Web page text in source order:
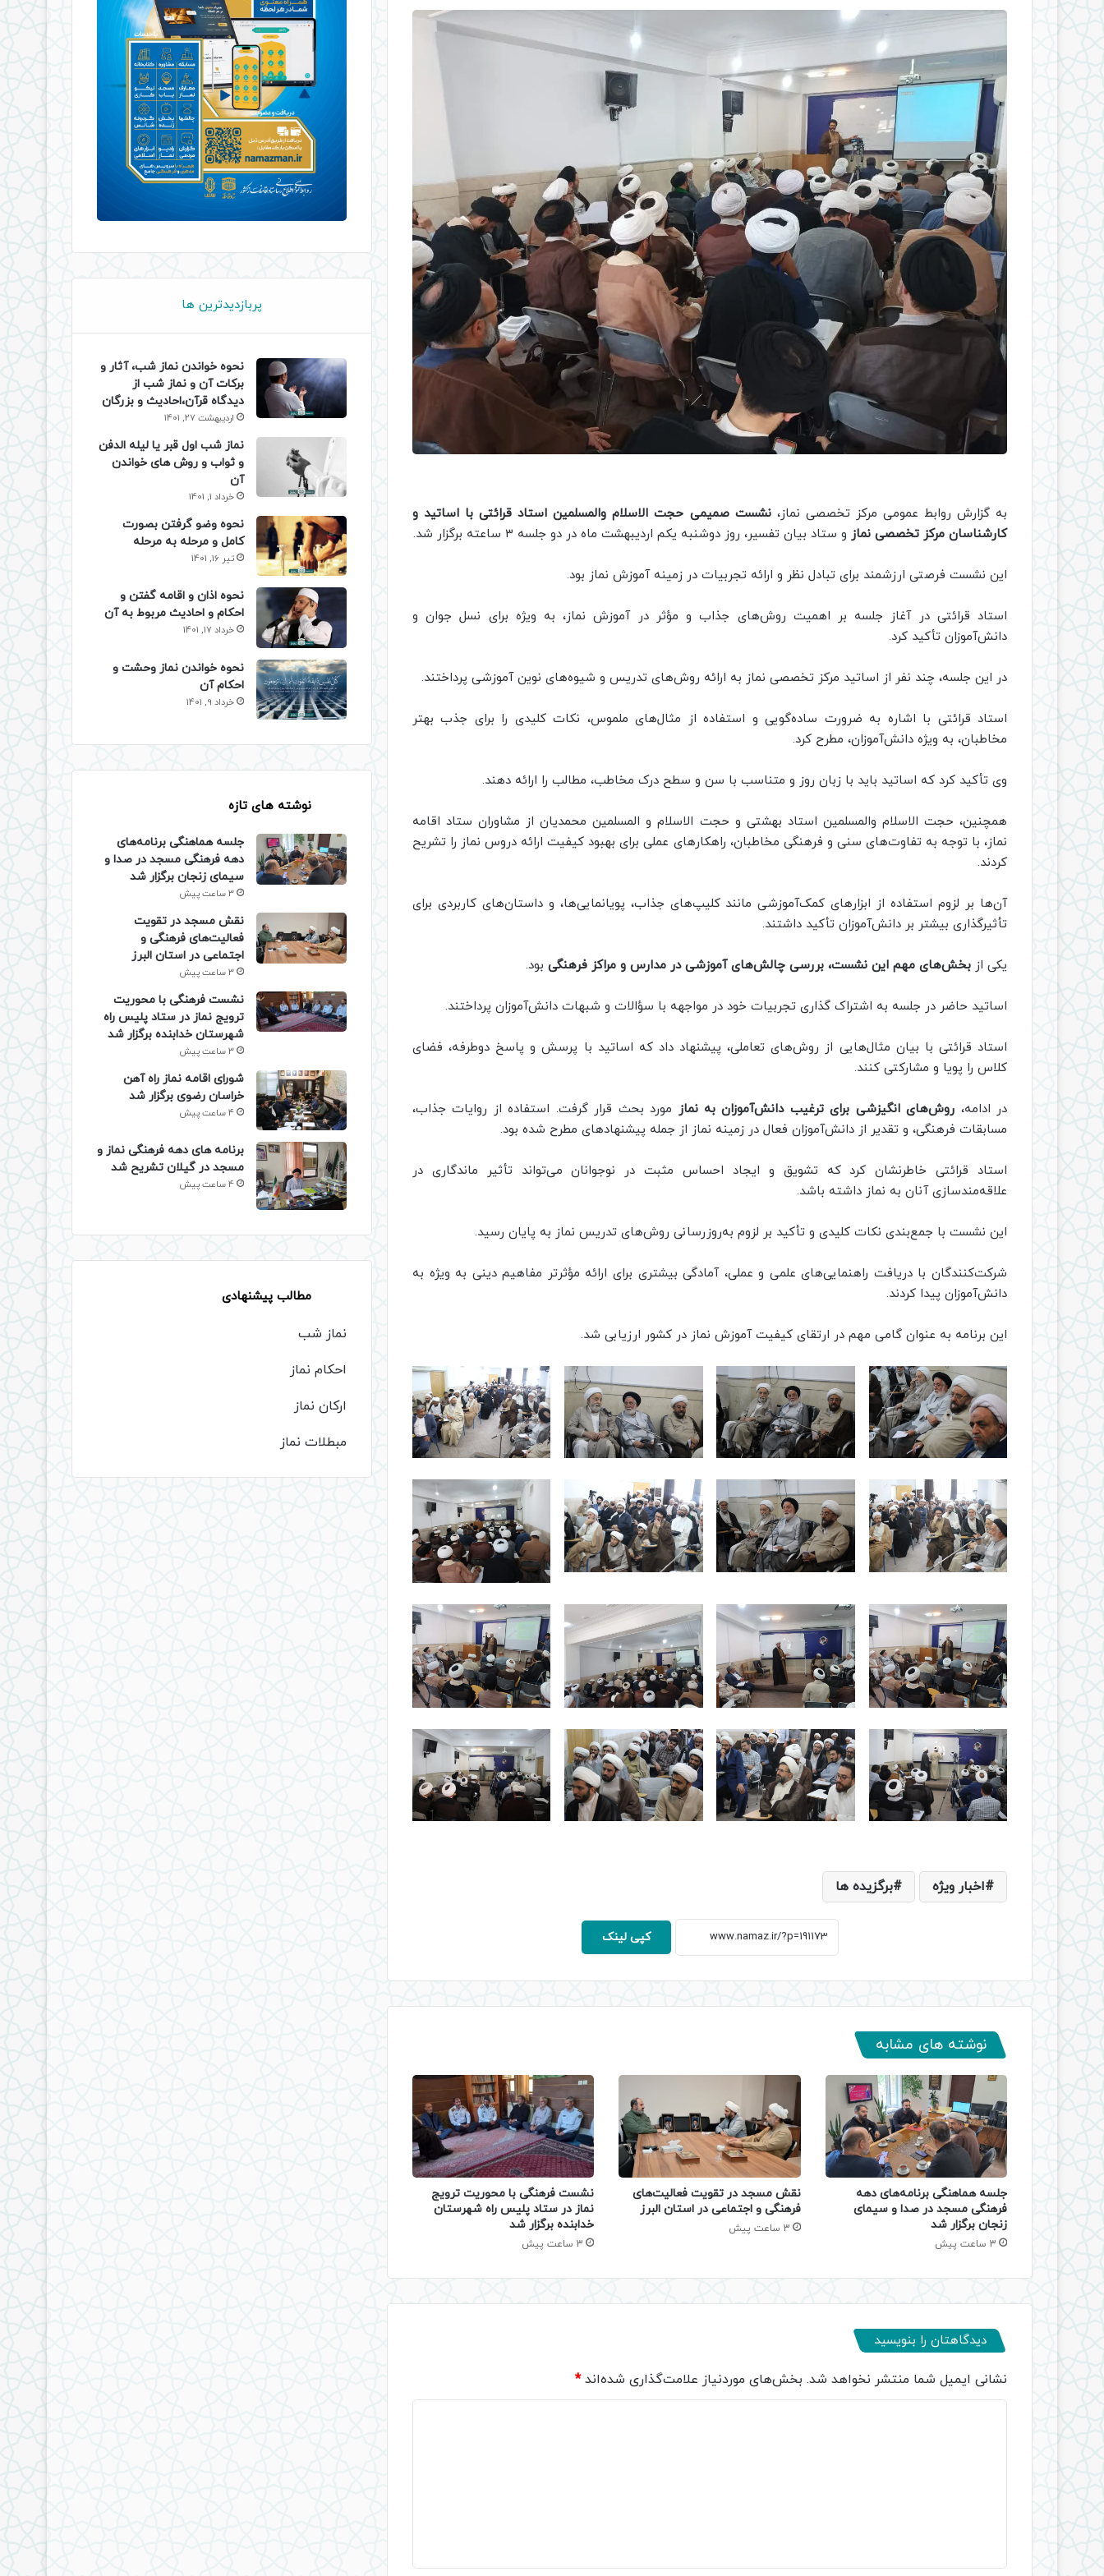
به گزارش روابط عمومی مرکز تخصصی نماز،نشست صمیمی حجت الاسلام والمسلمین استاد قرائتی با اساتید و
کارشناسان مرکز تخصصی نماز و ستاد بیان تفسیر، روز دوشنبه یکم اردیبهشت ماه در دو جلسه ۳ ساعته برگزار شد.
این نشست فرصتی ارزشمند برای تبادل نظر و ارائه تجربیات در زمینه آموزش نماز بود.
استاد قرائتی در آغاز جلسه بر اهمیت روش‌های جذاب و مؤثر در آموزش نماز، به ویژه برای نسل جوان و
دانش‌آموزان تأکید کرد.
در این جلسه، چند نفر از اساتید مرکز تخصصی نماز به ارائه روش‌های تدریس و شیوه‌های نوین آموزشی پرداختند.
استاد قرائتی با اشاره به ضرورت ساده‌گویی و استفاده از مثال‌های ملموس، نکات کلیدی را برای جذب بهتر
مخاطبان، به ویژه دانش‌آموزان، مطرح کرد.
وی تأکید کرد که اساتید باید با زبان روز و متناسب با سن و سطح درک مخاطب، مطالب را ارائه دهند.
همچنین، حجت الاسلام والمسلمین استاد بهشتی و حجت الاسلام و المسلمین محمدیان از مشاوران ستاد اقامه
نماز، با توجه به تفاوت‌های سنی و فرهنگی مخاطبان، راهکارهای عملی برای بهبود کیفیت ارائه دروس نماز را تشریح
کردند.
آن‌ها بر لزوم استفاده از ابزارهای کمک‌آموزشی مانند کلیپ‌های جذاب، پویانمایی‌ها، و داستان‌های کاربردی برای
تأثیرگذاری بیشتر بر دانش‌آموزان تأکید داشتند.
یکی از بخش‌های مهم این نشست، بررسی چالش‌های آموزشی در مدارس و مراکز فرهنگی بود.
اساتید حاضر در جلسه به اشتراک گذاری تجربیات خود در مواجهه با سؤالات و شبهات دانش‌آموزان پرداختند.
استاد قرائتی با بیان مثال‌هایی از روش‌های تعاملی، پیشنهاد داد که اساتید با پرسش و پاسخ دوطرفه، فضای
کلاس را پویا و مشارکتی کنند.
در ادامه، روش‌های انگیزشی برای ترغیب دانش‌آموزان به نماز مورد بحث قرار گرفت. استفاده از روایات جذاب،
مسابقات فرهنگی، و تقدیر از دانش‌آموزان فعال در زمینه نماز از جمله پیشنهادهای مطرح شده بود.
استاد قرائتی خاطرنشان کرد که تشویق و ایجاد احساس مثبت در نوجوانان می‌تواند تأثیر ماندگاری در
علاقه‌مندسازی آنان به نماز داشته باشد.
این نشست با جمع‌بندی نکات کلیدی و تأکید بر لزوم به‌روزرسانی روش‌های تدریس نماز به پایان رسید.
شرکت‌کنندگان با دریافت راهنمایی‌های علمی و عملی، آمادگی بیشتری برای ارائه مؤثرتر مفاهیم دینی به ویژه به
دانش‌آموزان پیدا کردند.
این برنامه به عنوان گامی مهم در ارتقای کیفیت آموزش نماز در کشور ارزیابی شد.
اخبار ویژه برگزیده ها
کپی لینک
نوشته های مشابه
جلسه هماهنگی برنامه‌های دهه
فرهنگی مسجد در صدا و سیمای
زنجان برگزار شد
3 ساعت پیش
نقش مسجد در تقویت فعالیت‌های
فرهنگی و اجتماعی در استان البرز
3 ساعت پیش
نشست فرهنگی با محوریت ترویج
نماز در ستاد پلیس راه شهرستان
خدابنده برگزار شد
3 ساعت پیش
دیدگاهتان را بنویسید
نشانی ایمیل شما منتشر نخواهد شد. بخش‌های موردنیاز علامت‌گذاری شده‌اند*
پربازدیدترین ها
نحوه خواندن نماز شب، آثار و
برکات آن و نماز شب از
دیدگاه قرآن،احادیث و بزرگان
اردیبهشت 27, 1401
نماز شب اول قبر یا لیله الدفن
و ثواب و روش های خواندن
آن
خرداد 1, 1401
نحوه وضو گرفتن بصورت
کامل و مرحله به مرحله
تیر 16, 1401
نحوه اذان و اقامه گفتن و
احکام و احادیث مربوط به آن
خرداد 17, 1401
نحوه خواندن نماز وحشت و
احکام آن
خرداد 9, 1401
نوشته های تازه
جلسه هماهنگی برنامه‌های
دهه فرهنگی مسجد در صدا و
سیمای زنجان برگزار شد
3 ساعت پیش
نقش مسجد در تقویت
فعالیت‌های فرهنگی و
اجتماعی در استان البرز
3 ساعت پیش
نشست فرهنگی با محوریت
ترویج نماز در ستاد پلیس راه
شهرستان خدابنده برگزار شد
3 ساعت پیش
شورای اقامه نماز راه آهن
خراسان رضوی برگزار شد
4 ساعت پیش
برنامه های دهه فرهنگی نماز و
مسجد در گیلان تشریح شد
4 ساعت پیش
مطالب پیشنهادی
نماز شب
احکام نماز
ارکان نماز
مبطلات نماز